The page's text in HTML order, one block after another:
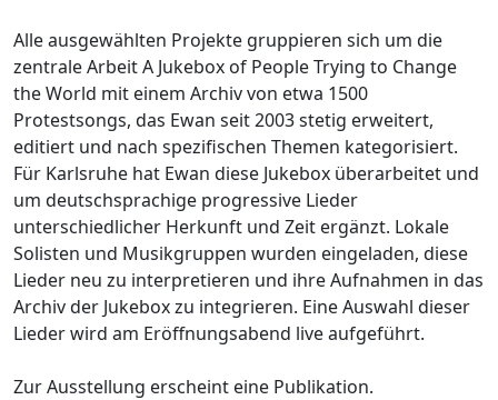
Alle ausgewählten Projekte gruppieren sich um die
zentrale Arbeit A Jukebox of People Trying to Change
the World mit einem Archiv von etwa 1500
Protestsongs, das Ewan seit 2003 stetig erweitert,
editiert und nach spezifischen Themen kategorisiert.
Für Karlsruhe hat Ewan diese Jukebox überarbeitet und
um deutschsprachige progressive Lieder
unterschiedlicher Herkunft und Zeit ergänzt. Lokale
Solisten und Musikgruppen wurden eingeladen, diese
Lieder neu zu interpretieren und ihre Aufnahmen in das
Archiv der Jukebox zu integrieren. Eine Auswahl dieser
Lieder wird am Eröffnungsabend live aufgeführt.
Zur Ausstellung erscheint eine Publikation.